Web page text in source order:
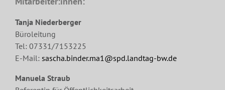
Tanja Niederberger
Büroleitung
Tel: 07331/7153225
E-Mail: sascha.binder.ma1@spd.landtag-bw.de
Manuela Straub